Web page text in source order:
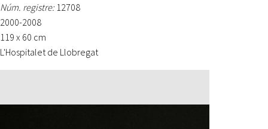
Núm. registre: 12708
2000-2008
119 x 60 cm
L'Hospitalet de Llobregat